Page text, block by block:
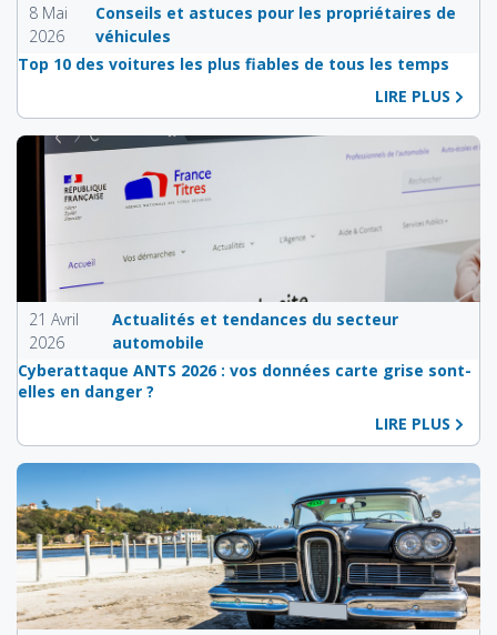
8 Mai
2026
Conseils et astuces pour les propriétaires de
véhicules
Top 10 des voitures les plus fiables de tous les temps
LIRE PLUS
21 Avril
2026
Actualités et tendances du secteur
automobile
Cyberattaque ANTS 2026 : vos données carte grise sont-
elles en danger ?
LIRE PLUS